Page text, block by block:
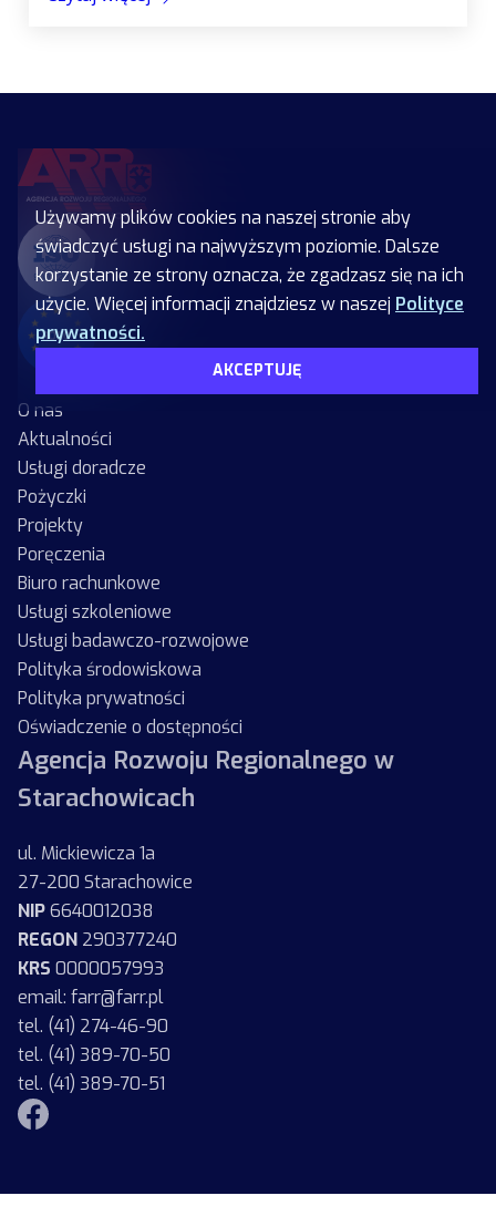
Używamy plików cookies na naszej stronie aby
świadczyć usługi na najwyższym poziomie. Dalsze
korzystanie ze strony oznacza, że zgadzasz się na ich
użycie. Więcej informacji znajdziesz w naszej Polityce
prywatności.
AKCEPTUJĘ
O nas
Aktualności
Usługi doradcze
Pożyczki
Projekty
Poręczenia
Biuro rachunkowe
Usługi szkoleniowe
Usługi badawczo-rozwojowe
Polityka środowiskowa
Polityka prywatności
Oświadczenie o dostępności
Agencja Rozwoju Regionalnego w
Starachowicach
ul. Mickiewicza 1a
27-200 Starachowice
NIP6640012038
REGON 290377240
KRS 0000057993
email: farr@farr.pl
tel. (41) 274-46-90
tel. (41) 389-70-50
tel. (41) 389-70-51